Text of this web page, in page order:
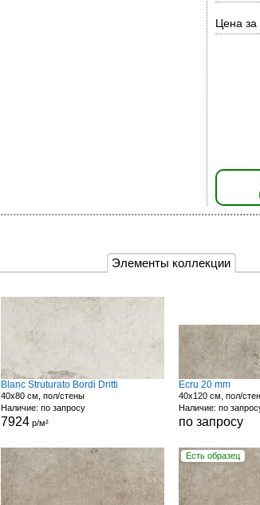
Цена
Элементы коллекции
Blanc Struturato Bordi Dritti
40x80 см, пол/стены
Наличие: по запросу
7924р/м²
Ecru 20 mm
40x120 см, пол/
Наличие: по
по запросу
Есть образец